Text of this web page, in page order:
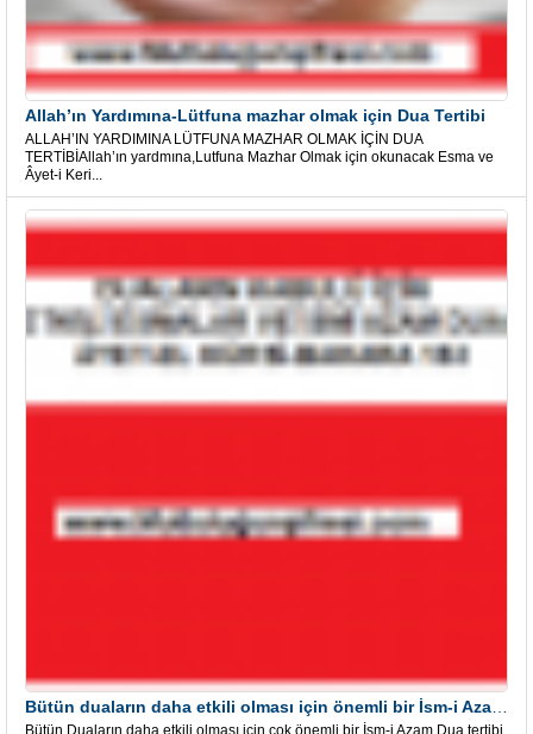
Allah’ın Yardımına-Lütfuna mazhar olmak için Dua Tertibi
ALLAH’IN YARDIMINA LÜTFUNA MAZHAR OLMAK İÇİN DUA
TERTİBİAllah’ın yardmına,Lutfuna Mazhar Olmak için okunacak Esma ve
Âyet-i Keri...
Bütün Duaların daha etkili olması için çok önemli bir İsm-i Azam Dua tertibi